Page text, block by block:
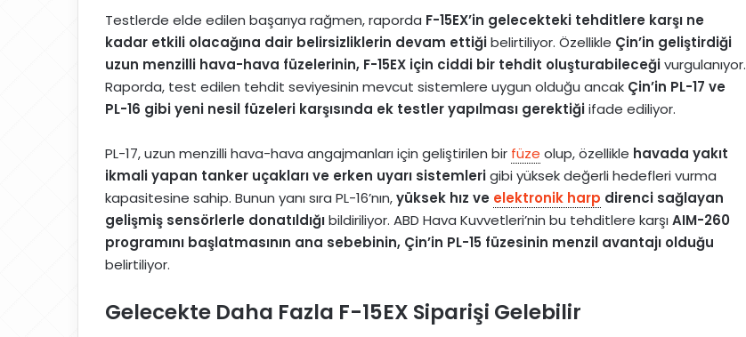
Testlerde elde edilen başarıya rağmen, raporda F-15EX’in gelecekteki tehditlere karşı ne
kadar etkili olacağına dair belirsizliklerin devam ettiğibelirtiliyor. Özellikle Çin’in geliştirdiği
uzun menzilli hava-hava füzelerinin, F-15EX için ciddi bir tehdit oluşturabileceğivurgulanıyor.
Raporda, test edilen tehdit seviyesinin mevcut sistemlere uygun olduğu ancak Çin’in PL-17 ve
PL-16 gibi yeni nesil füzeleri karşısında ek testler yapılması gerektiğiifade ediliyor.
PL-17, uzun menzilli hava-hava angajmanları için geliştirilen bir füze olup, özellikle havada yakıt
ikmali yapan tanker uçakları ve erken uyarı sistemlerigibi yüksek değerli hedefleri vurma
kapasitesine sahip. Bunun yanı sıra PL-16’nın,yüksek hız ve elektronik harp direnci sağlayan
gelişmiş sensörlerle donatıldığıbildiriliyor. ABD Hava Kuvvetleri’nin bu tehditlere karşıAIM-260
programını başlatmasının ana sebebinin, Çin’in PL-15 füzesinin menzil avantajı olduğu
belirtiliyor.
Gelecekte Daha Fazla F-15EX Siparişi Gelebilir